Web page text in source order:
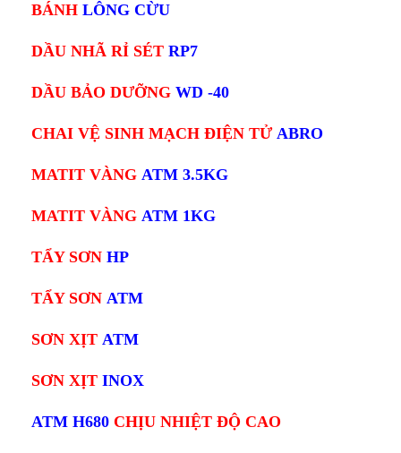
BÁNH LÔNG CỪU
DẦU NHÃ RỈ SÉT RP7
DẦU BẢO DƯỠNG WD -40
CHAI VỆ SINH MẠCH ĐIỆN TỬ ABRO
MATIT VÀNG ATM 3.5KG
MATIT VÀNG ATM 1KG
TẨY SƠN HP
TẨY SƠN ATM
SƠN XỊT ATM
SƠN XỊT INOX
ATM H680 CHỊU NHIỆT ĐỘ CAO